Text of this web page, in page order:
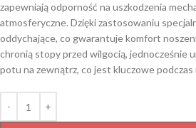
zapewniają odporność na uszkodzenia
atmosferyczne. Dzięki zastosowaniu
oddychające, co gwarantuje komfort
chronią stopy przed wilgocią, jednocześnie
potu na zewnątrz, co jest kluczowe